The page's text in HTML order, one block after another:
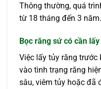
Thông thường, quá
từ 18 tháng đến 3 năm.
Bọc răng sứ có cần
Việc lấy tủy răng
vào tình trạng răng
sâu, viêm tủy hoặc đã